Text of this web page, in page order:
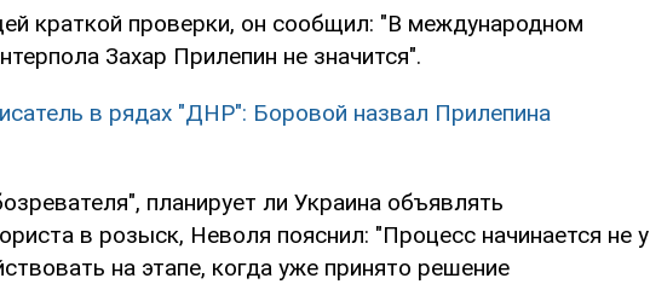
краткой проверки, он сообщил: "В международном
Захар Прилепин не значится".
в рядах "ДНР": Боровой назвал Прилепина
планирует ли Украина объявлять
в розыск, Неволя пояснил: "Процесс начинается не у
на этапе, когда уже принято решение